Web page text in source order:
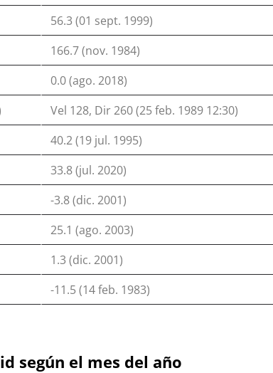
56.3 (01 sept. 1999)
166.7 (nov. 1984)
0.0 (ago. 2018)
Vel 128, Dir 260 (25 feb. 1989 12:30)
40.2 (19 jul. 1995)
33.8 (jul. 2020)
-3.8 (dic. 2001)
25.1 (ago. 2003)
1.3 (dic. 2001)
-11.5 (14 feb. 1983)
según el mes del año